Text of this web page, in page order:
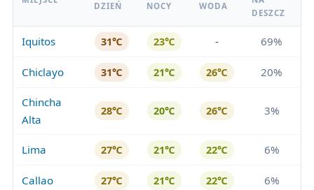
DZIEŃ
NOCY
WODA
DESZCZ
Iquitos 31℃ 23℃ - 69%
Chiclayo 31℃ 21℃ 26℃ 20%
Chincha
Alta
28℃ 20℃ 26℃ 3%
Lima 27℃ 21℃ 22℃ 6%
Callao 27℃ 21℃ 22℃ 6%